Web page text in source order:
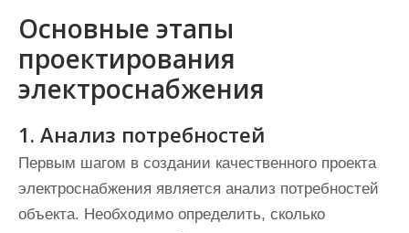
Основные этапы
проектирования
электроснабжения
1. Анализ потребностей
Первым шагом в создании качественного проекта
электроснабжения является анализ потребностей
объекта. Необходимо определить, сколько